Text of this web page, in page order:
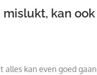
mislukt, kan ook
alles kan even goed gaan